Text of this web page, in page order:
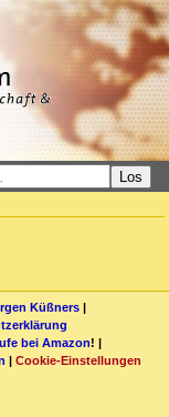
Los
Küßners |
bei Amazon! |
| Cookie-Einstellungen